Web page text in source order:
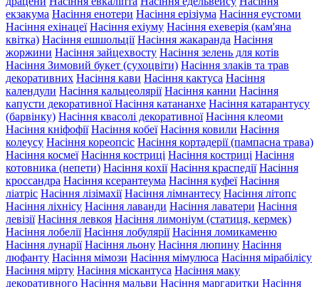
екзакума Насіння енотери Насіння ерізіума Насіння еустоми
Насіння ехінацеї Насіння ехіуму Насіння ехеверія (кам'яна
квітка) Насіння ешшольції Насіння жакаранда Насіння
жоржини Насіння зайцехвосту Насіння зелень для котів
Насіння Зимовий букет (сухоцвіти) Насіння злаків та трав
декоративних Насіння кави Насіння кактуса Насіння
календули Насіння кальцеолярії Насіння канни Насіння
капусти декоративноїНасіння катананхе Насіння катарантусу
(барвінку) Насіння квасолі декоративної Насіння клеоми
Насіння кніфофії Насіння кобеї Насіння ковили Насіння
колеусу Насіння кореопсіс Насіння кортадерії (пампасна трава)
Насіння космеї Насіння костриці Насіння костриці Насіння
котовника (непети) Насіння кохії Насіння краспедії Насіння
кроссандра Насіння ксерантеума Насіння куфеї Насіння
ліатріс Насіння лізімахії Насіння лімнантесу Насіння літопс
Насіння ліхнісу Насіння лаванди Насіння лаватери Насіння
левізії Насіння левкоя Насіння лимоніум (статиця, кермек)
Насіння лобелії Насіння лобулярії Насіння ломикаменю
Насіння лунарії Насіння льону Насіння люпину Насіння
люфанту Насіння мімози Насіння мімулюса Насіння мірабілісу
Насіння мірту Насіння міскантуса Насіння маку
декоративного Насіння мальви Насіння маргаритки Насіння